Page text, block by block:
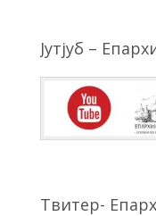
Јутјуб –
Твитер-